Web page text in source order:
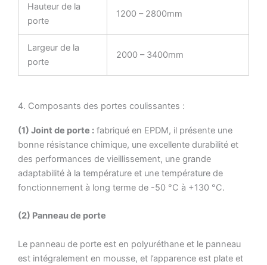
Hauteur de la
porte
1200 – 2800mm
Largeur de la
porte
2000 – 3400mm
4. Composants des portes coulissantes :
(1) Joint de porte : fabriqué en EPDM, il présente une
bonne résistance chimique, une excellente durabilité et
des performances de vieillissement, une grande
adaptabilité à la température et une température de
fonctionnement à long terme de -50 °C à +130 °C.
(2) Panneau de porte
Le panneau de porte est en polyuréthane et le panneau
est intégralement en mousse, et l’apparence est plate et